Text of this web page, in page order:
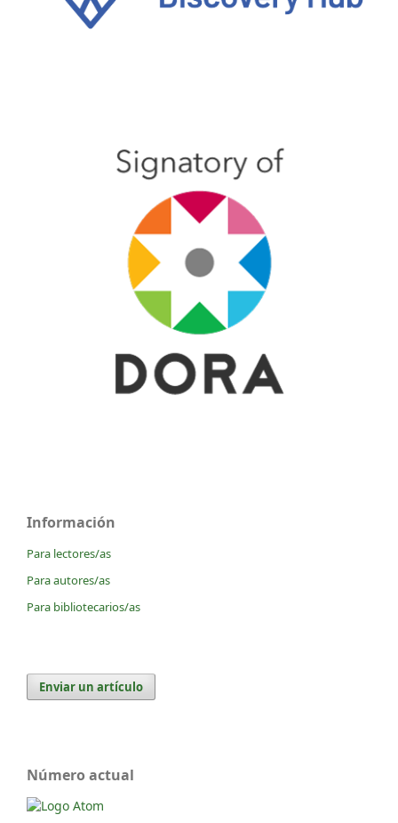
Información
Para lectores/as
Para autores/as
Para bibliotecarios/as
Enviar un artículo
Número actual